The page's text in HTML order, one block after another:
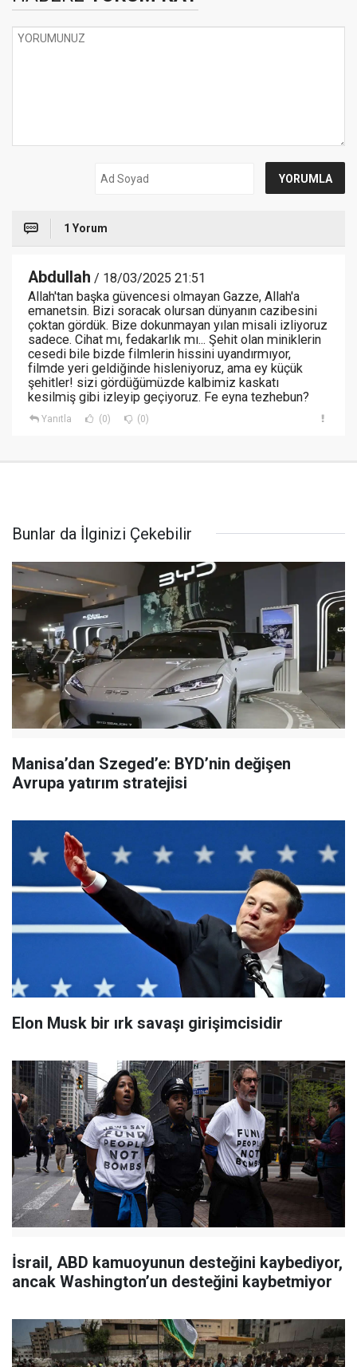
1 Yorum
Abdullah / 18/03/2025 21:51
Allah'tan başka güvencesi olmayan Gazze, Allah'a
emanetsin. Bizi soracak olursan dünyanın cazibesini
çoktan gördük. Bize dokunmayan yılan misali izliyoruz
sadece. Cihat mı, fedakarlık mı... Şehit olan miniklerin
cesedi bile bizde filmlerin hissini uyandırmıyor,
filmde yeri geldiğinde hisleniyoruz, ama ey küçük
şehitler! sizi gördüğümüzde kalbimiz kaskatı
kesilmiş gibi izleyip geçiyoruz. Fe eyna tezhebun?
Yanıtla (0) (0)
Bunlar da İlginizi Çekebilir
Manisa’dan Szeged’e: BYD’nin değişen
Avrupa yatırım stratejisi
Elon Musk bir ırk savaşı girişimcisidir
İsrail, ABD kamuoyunun desteğini kaybediyor,
ancak Washington’un desteğini kaybetmiyor